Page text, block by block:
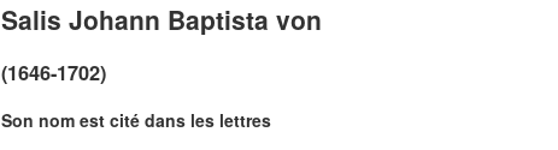
Salis Johann Baptista von
(1646-1702)
Son nom est cité dans les lettres